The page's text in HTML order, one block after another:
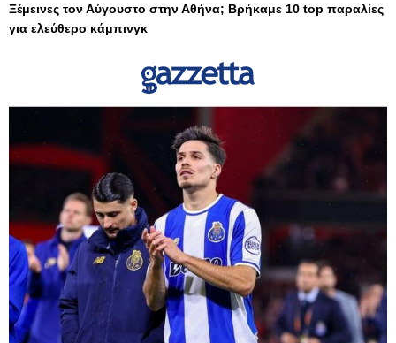
Ξέμεινες τον Αύγουστο στην Αθήνα; Βρήκαμε 10 top παραλίες
για ελεύθερο κάμπινγκ